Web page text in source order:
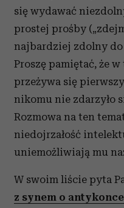
się wydawać
prostej prośby
najbardziej zdolny
Proszę pamiętać, że
przeżywa się
nikomu nie zdarzyło
Rozmowa na ten
niedojrzałość
uniemożliwiają mu
W swoim liście pyta
z synem o